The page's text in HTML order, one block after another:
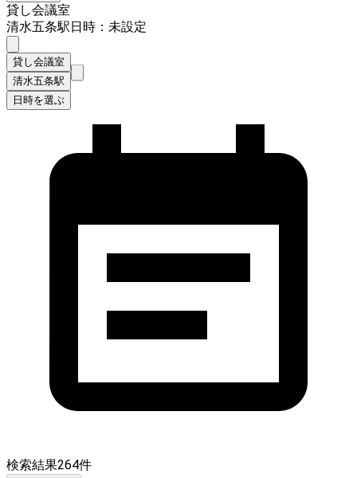
貸し会議室
清水五条駅日時：未設定
貸し会議室
清水五条駅
日時を選ぶ
検索結果264件